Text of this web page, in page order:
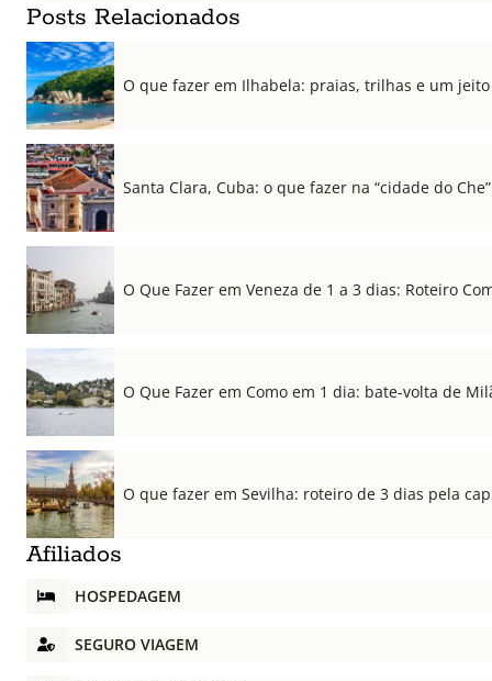
Posts Relacionados
O que fazer em Ilhabela: praias, trilhas e um
Santa Clara, Cuba: o que fazer na “cidade do Che”
O Que Fazer em Veneza de 1 a 3 dias: Roteiro
O Que Fazer em Como em 1 dia: bate-volta de
O que fazer em Sevilha: roteiro de 3 dias pela
Afiliados
HOSPEDAGEM
SEGURO VIAGEM